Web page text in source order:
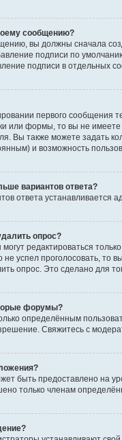
сообщению?
вы должны сначала
подписи по
подписи в отдельных
первого сообщения
или формы, то вы не
Вы также можете задать
и возможность
вариантов ответа?
ответа
опрос?
редактироваться
успел проголосовать, то
опрос. Это сделано для
форумы?
определённым
Свяжитесь с
быть предоставлено на
только членам